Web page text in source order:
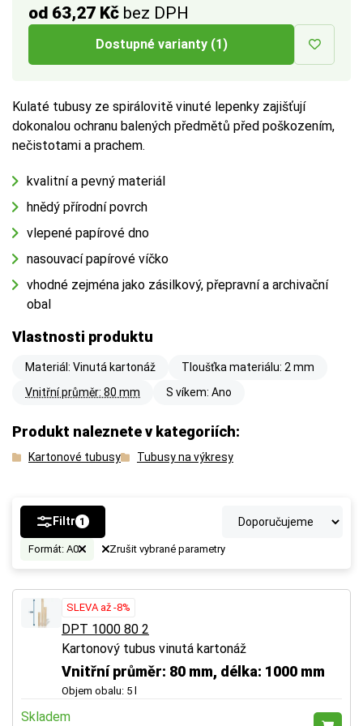
od 63,27 Kč bez DPH
Dostupné varianty (1)
Kulaté tubusy ze spirálovitě vinuté lepenky zajišťují
dokonalou ochranu balených předmětů před poškozením,
nečistotami a prachem.
kvalitní a pevný materiál
hnědý přírodní povrch
vlepené papírové dno
nasouvací papírové víčko
vhodné zejména jako zásilkový, přepravní a archivační
obal
Vlastnosti produktu
Materiál: Vinutá kartonáž
Tloušťka materiálu: 2 mm
Vnitřní průměr: 80 mm
S víkem: Ano
Produkt naleznete v kategoriích:
Kartonové tubusy Tubusy na výkresy
Filtr 1
Formát: A0 Zrušit vybrané parametry
SLEVA až -8%
DPT 1000 80 2
Kartonový tubus vinutá kartonáž
Vnitřní průměr: 80 mm, délka: 1000 mm
Objem obalu: 5 l
Skladem
a vnitřním rozměrem až1 cm
Více tipů pro výběr správné krabice:
BUTTON:Jak vybrat krabici